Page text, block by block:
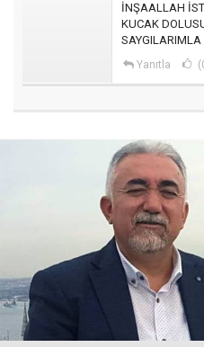
İNŞAALLAH
KUCAK
SAYGILARIMLA
Yanıtla